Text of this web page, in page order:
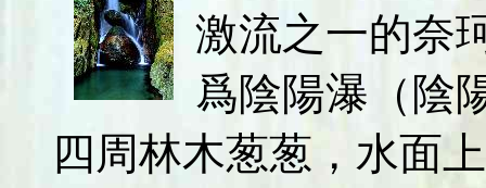
激流之一的奈
爲陰陽瀑（陰
四周林木葱葱，水面